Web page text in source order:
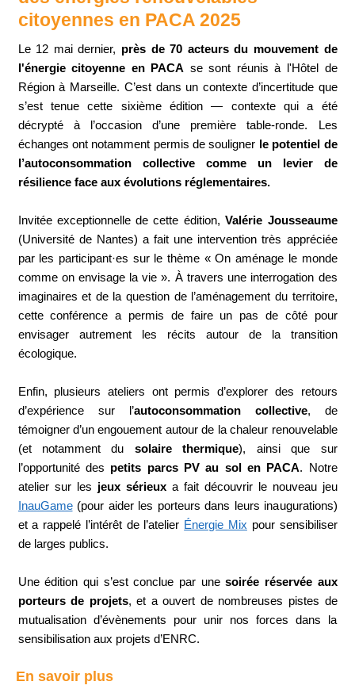
citoyennes en PACA 2025
Le 12 mai dernier, près de 70 acteurs du mouvement de
l'énergie citoyenne en PACA se sont réunis à l'Hôtel de
Région à Marseille. C’est dans un contexte d’incertitude que
s’est tenue cette sixième édition — contexte qui a été
décrypté à l’occasion d’une première table-ronde. Les
échanges ont notamment permis de souligner le potentiel de
l’autoconsommation collective comme un levier de
résilience face aux évolutions réglementaires.
Invitée exceptionnelle de cette édition,Valérie Jousseaume
(Université de Nantes) a fait une intervention très appréciée
par les participant·es sur le thème « On aménage le monde
comme on envisage la vie ». À travers une interrogation des
imaginaires et de la question de l’aménagement du territoire,
cette conférence a permis de faire un pas de côté pour
envisager autrement les récits autour de la transition
écologique.
Enfin, plusieurs ateliers ont permis d’explorer des retours
d’expérience sur l’autoconsommation collective, de
témoigner d’un engouement autour de la chaleur renouvelable
(et notamment du solaire thermique), ainsi que sur
l’opportunité des petits parcs PV au sol en PACA. Notre
atelier sur les jeux sérieuxa fait découvrir le nouveau jeu
InauGame(pour aider les porteurs dans leurs inaugurations)
et a rappelé l’intérêt de l’atelier Énergie Mix pour sensibiliser
de larges publics.
Une édition qui s’est conclue par unesoirée réservée aux
porteurs de projets, et a ouvert de nombreuses pistes de
mutualisation d’évènements pour unir nos forces dans la
sensibilisation aux projets d’ENRC.​​​
En savoir plus